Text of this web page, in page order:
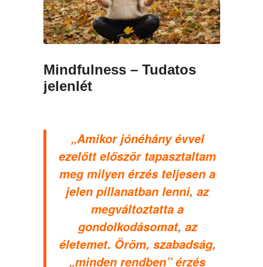
Mindfulness – Tudatos
jelenlét
„Amikor jónéhány évvel
ezelőtt először tapasztaltam
meg milyen érzés teljesen a
jelen pillanatban lenni, az
megváltoztatta a
gondolkodásomat, az
életemet. Öröm, szabadság,
„minden rendben” érzés